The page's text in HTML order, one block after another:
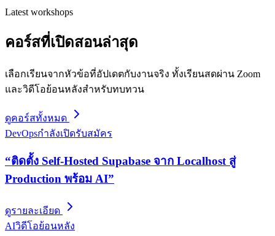
Latest workshops
คอร์สที่เปิดสอนล่าสุด
เลือกเรียนจากหัวข้อที่อัปเดตกับงานจริง ทั้งเรียนสดผ่าน Zoom
และวิดีโอย้อนหลังสำหรับทบทวน
ดูคอร์สทั้งหมด
DevOpsกำลังเปิดรับสมัคร
“ติดตั้ง Self-Hosted Supabase จาก Localhost สู่
Production พร้อม AI”
ดูรายละเอียด
AIวิดีโอย้อนหลัง